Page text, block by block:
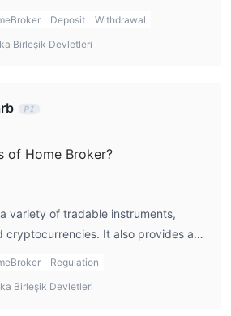
Deposit
Withdrawal
Birleşik Devletleri
of Home Broker?
variety of tradable instruments,
cryptocurrencies. It also provides a
a mobile-friendly platform, making it
Regulation
Birleşik Devletleri